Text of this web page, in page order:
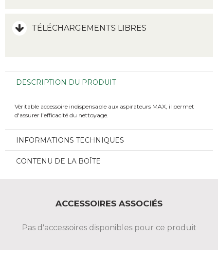
TÉLÉCHARGEMENTS LIBRES
DESCRIPTION DU PRODUIT
Véritable accessoire indispensable aux aspirateurs MAX, il permet
d'assurer l’efficacité du nettoyage.
INFORMATIONS TECHNIQUES
CONTENU DE LA BOÎTE
ACCESSOIRES ASSOCIÉS
Pas d'accessoires disponibles pour ce produit